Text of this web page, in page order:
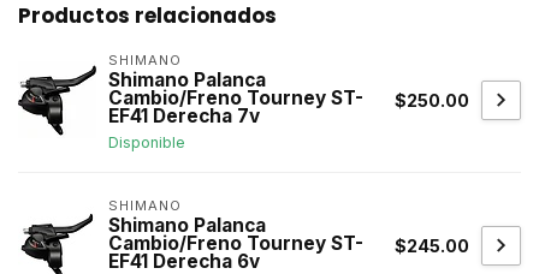
Productos relacionados
SHIMANO
Shimano Palanca
Cambio/Freno Tourney ST-
EF41 Derecha 7v
Disponible
$250.00
SHIMANO
Shimano Palanca
Cambio/Freno Tourney ST-
EF41 Derecha 6v
$245.00